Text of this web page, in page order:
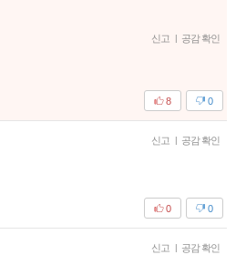
신고 | 공감 확인
0
8
신고 | 공감 확인
0
0
신고 | 공감 확인